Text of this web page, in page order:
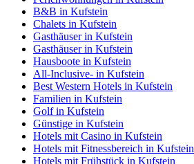
B&B in Kufstein
Chalets in Kufstein
Gasthäuser in Kufstein
Gasthäuser in Kufstein
Hausboote in Kufstein
All-Inclusive- in Kufstein
Best Western Hotels in Kufstein
Familien in Kufstein
Golf in Kufstein
Günstige in Kufstein
Hotels mit Casino in Kufstein
Hotels mit Fitnessbereich in Kufstein
Hotels mit Frühstück in Kufstein